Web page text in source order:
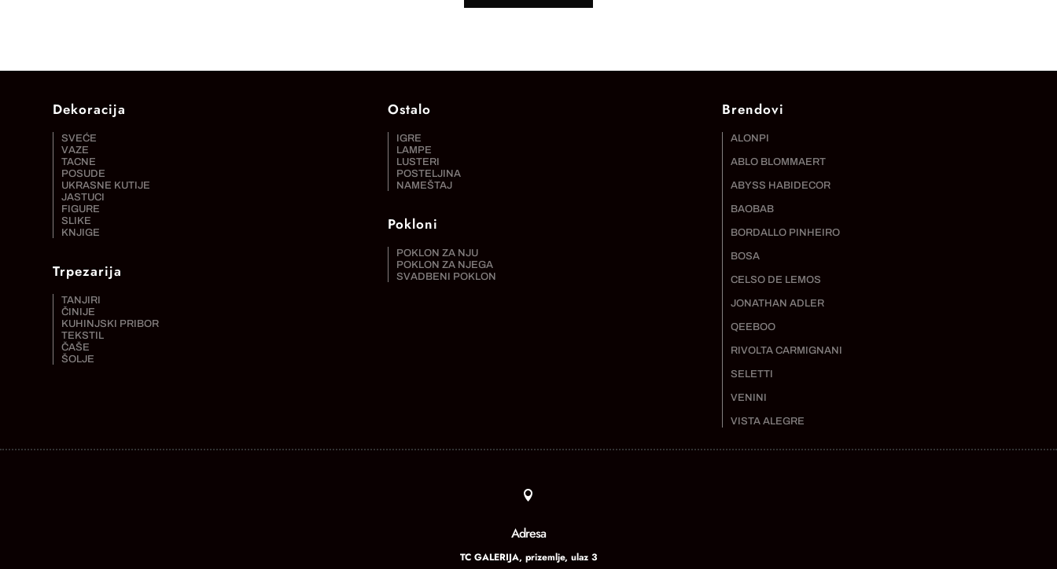
Dekoracija
SVEĆE
VAZE
TACNE
POSUDE
UKRASNE KUTIJE
JASTUCI
FIGURE
SLIKE
KNJIGE
Trpezarija
TANJIRI
ČINIJE
KUHINJSKI PRIBOR
TEKSTIL
ČAŠE
ŠOLJE
Ostalo
IGRE
LAMPE
LUSTERI
POSTELJINA
NAMEŠTAJ
Pokloni
POKLON ZA NJU
POKLON ZA NJEGA
SVADBENI POKLON
Brendovi
ALONPI
ABLO BLOMMAERT
ABYSS HABIDECOR
BAOBAB
BORDALLO PINHEIRO
BOSA
CELSO DE LEMOS
JONATHAN ADLER
QEEBOO
RIVOLTA CARMIGNANI
SELETTI
VENINI
VISTA ALEGRE

Adresa
TC GALERIJA, prizemlje, ulaz 3